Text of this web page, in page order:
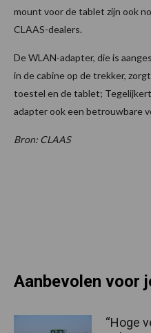
mount voor de tablet zijn ook
CLAAS-dealers.
De WLAN-adapter, die is
in de cabine op de trekker,
toestel en de tablet;
adapter ook een betrouwbare
Bron: CLAAS
Aanbevolen voor
“Hoge